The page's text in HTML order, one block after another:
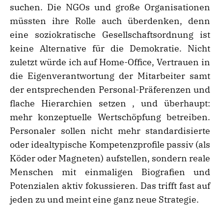
suchen. Die NGOs und große Organisationen
müssten ihre Rolle auch überdenken, denn
eine soziokratische Gesellschaftsordnung ist
keine Alternative für die Demokratie. Nicht
zuletzt würde ich auf Home-Office, Vertrauen in
die Eigenverantwortung der Mitarbeiter samt
der entsprechenden Personal-Präferenzen und
flache Hierarchien setzen , und überhaupt:
mehr konzeptuelle Wertschöpfung betreiben.
Personaler sollen nicht mehr standardisierte
oder idealtypische Kompetenzprofile passiv (als
Köder oder Magneten) aufstellen, sondern reale
Menschen mit einmaligen Biografien und
Potenzialen aktiv fokussieren. Das trifft fast auf
jeden zu und meint eine ganz neue Strategie.